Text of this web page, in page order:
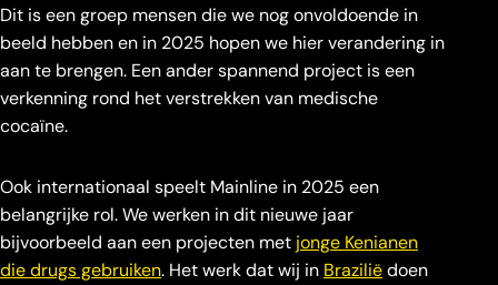
Dit is een groep mensen die we nog onvoldoende in
beeld hebben en in 2025 hopen we hier verandering in
aan te brengen. Een ander spannend project is een
verkenning rond het verstrekken van medische
cocaïne.
Ook internationaal speelt Mainline in 2025 een
belangrijke rol. We werken in dit nieuwe jaar
bijvoorbeeld aan een projecten met jonge Kenianen
die drugs gebruiken. Het werk dat wij in Braziliëdoen